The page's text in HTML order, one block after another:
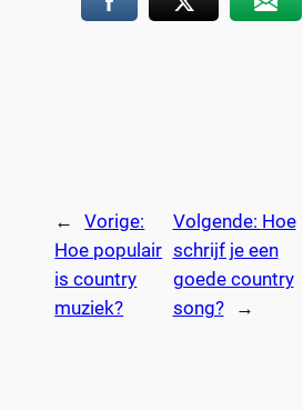
←
Vorige:
Hoe populair
is country
muziek?
Volgende: Hoe
schrijf je een
goede country
song?
→